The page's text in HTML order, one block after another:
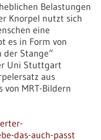
Belastungen
Knorpel nutzt sich
eine
es in Form von
der Stange“
Uni Stuttgart
aus
von MRT-Bildern
das-auch-passt